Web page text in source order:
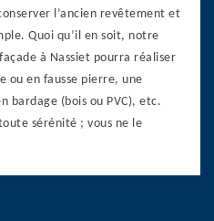
l’ancien revêtement et
Quoi qu’il en soit, notre
à Nassiet pourra réaliser
ou en fausse pierre, une
bardage (bois ou PVC), etc.
sérénité ; vous ne le